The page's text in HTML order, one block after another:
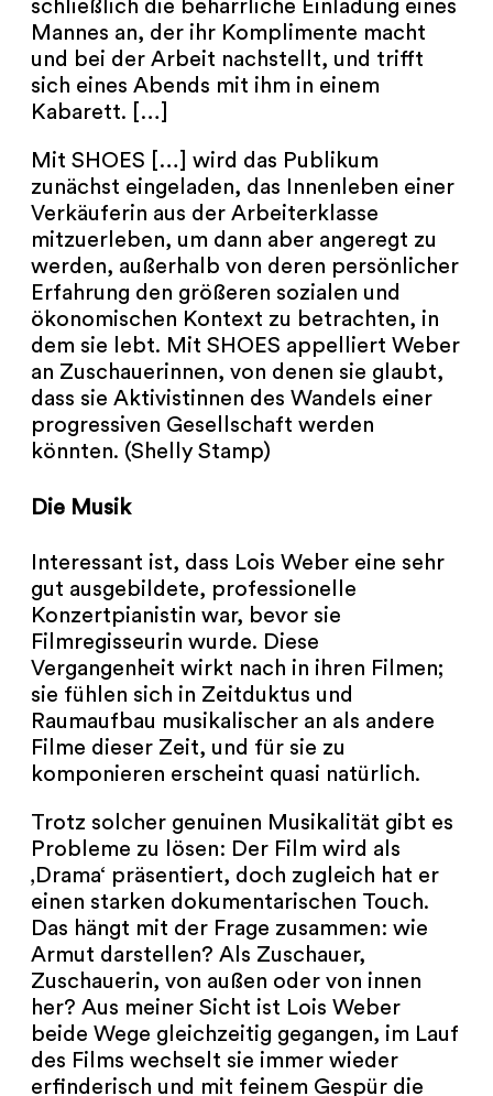
schließlich die beharrliche Einladung eines
Mannes an, der ihr Komplimente macht
und bei der Arbeit nachstellt, und trifft
sich eines Abends mit ihm in einem
Kabarett. […]
Mit SHOES […] wird das Publikum
zunächst eingeladen, das Innenleben einer
Verkäuferin aus der Arbeiterklasse
mitzuerleben, um dann aber angeregt zu
werden, außerhalb von deren persönlicher
Erfahrung den größeren sozialen und
ökonomischen Kontext zu betrachten, in
dem sie lebt. Mit SHOES appelliert Weber
an Zuschauerinnen, von denen sie glaubt,
dass sie Aktivistinnen des Wandels einer
progressiven Gesellschaft werden
könnten. (Shelly Stamp)
Die Musik
Interessant ist, dass Lois Weber eine sehr
gut ausgebildete, professionelle
Konzertpianistin war, bevor sie
Filmregisseurin wurde. Diese
Vergangenheit wirkt nach in ihren Filmen;
sie fühlen sich in Zeitduktus und
Raumaufbau musikalischer an als andere
Filme dieser Zeit, und für sie zu
komponieren erscheint quasi natürlich.
Trotz solcher genuinen Musikalität gibt es
Probleme zu lösen: Der Film wird als
‚Drama‘ präsentiert, doch zugleich hat er
einen starken dokumentarischen Touch.
Das hängt mit der Frage zusammen: wie
Armut darstellen? Als Zuschauer,
Zuschauerin, von außen oder von innen
her? Aus meiner Sicht ist Lois Weber
beide Wege gleichzeitig gegangen, im Lauf
des Films wechselt sie immer wieder
erfinderisch und mit feinem Gespür die